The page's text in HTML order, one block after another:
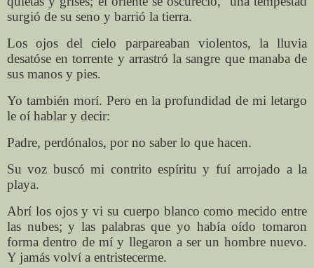
surgió de su seno y barrió la tierra.
Los ojos del cielo parpareaban violentos, la lluvia
desatóse en torrente y arrastró la sangre que manaba de
sus manos y pies.
Yo también morí. Pero en la profundidad de mi letargo
le oí hablar y decir:
Padre, perdónalos, por no saber lo que hacen.
Su voz buscó mi contrito espíritu y fuí arrojado a la
playa.
Abrí los ojos y vi su cuerpo blanco como mecido entre
las nubes; y las palabras que yo había oído tomaron
forma dentro de mí y llegaron a ser un hombre nuevo.
Y jamás volví a entristecerme.